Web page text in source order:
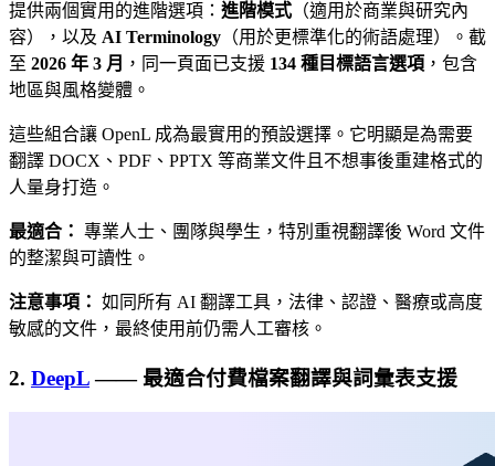
提供兩個實用的進階選項： 進階模式 （適用於商業與研究內
容），以及 AI Terminology （用於更標準化的術語處理）。截
至 2026 年 3 月 ，同一頁面已支援 134 種目標語言選項 ，包含
地區與風格變體。
這些組合讓 OpenL 成為最實用的預設選擇。它明顯是為需要
翻譯 DOCX、PDF、PPTX 等商業文件且不想事後重建格式的
人量身打造。
最適合： 專業人士、團隊與學生，特別重視翻譯後 Word 文件
的整潔與可讀性。
注意事項： 如同所有 AI 翻譯工具，法律、認證、醫療或高度
敏感的文件，最終使用前仍需人工審核。
2. DeepL—— 最適合付費檔案翻譯與詞彙表支援